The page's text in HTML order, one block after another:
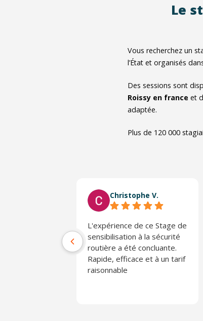
Le
Vous recherchez un
l’État et organisés
Des sessions sont
Roissy en france et
adaptée.
Plus de 120 000
Christophe V.
L'expérience de ce Stage de
sensibilisation à la sécurité
routière a été concluante.
Rapide, efficace et à un tarif
raisonnable